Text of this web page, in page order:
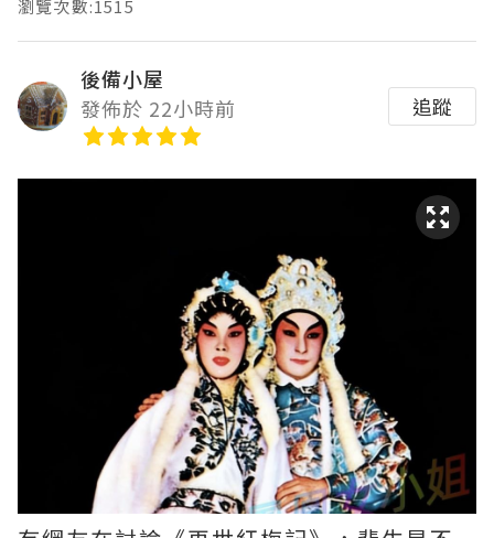
瀏覽次數:1515
後備小屋
發佈於 22小時前
追蹤